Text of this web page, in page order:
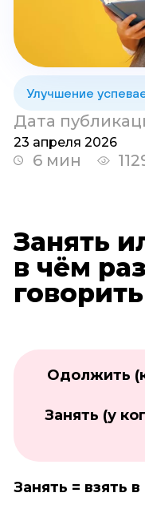
Улучшение
6 мин
Дата
23 апреля 2026
Занять
в чём
Одолжить
Занять (у
Занять = взять